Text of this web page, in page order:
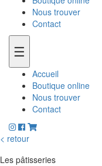
Nous trouver
Contact
☰
Accueil
Boutique online
Nous trouver
Contact
< retour
Les pâtisseries